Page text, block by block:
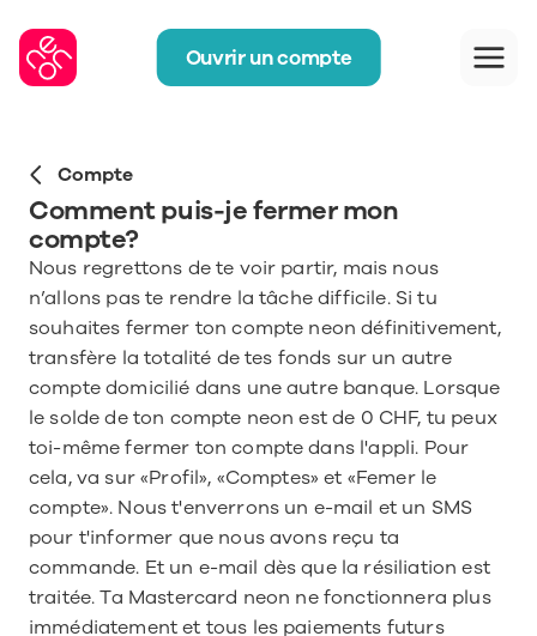
Compte
Comment puis-je fermer mon
compte?
Nous regrettons de te voir partir, mais nous
n’allons pas te rendre la tâche difficile. Si tu
souhaites fermer ton compte neon définitivement,
transfère la totalité de tes fonds sur un autre
compte domicilié dans une autre banque. Lorsque
le solde de ton compte neon est de 0 CHF, tu peux
toi-même fermer ton compte dans l'appli. Pour
cela, va sur «Profil», «Comptes» et «Femer le
compte». Nous t'enverrons un e-mail et un SMS
pour t'informer que nous avons reçu ta
commande. Et un e-mail dès que la résiliation est
traitée. Ta Mastercard neon ne fonctionnera plus
immédiatement et tous les paiements futurs
Ouvrir un compte